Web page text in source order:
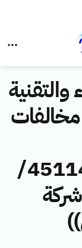
مخالفات
المعلومات رقم (45114610/
(شركة